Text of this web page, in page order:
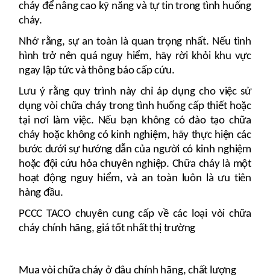
cháy để nâng cao kỹ năng và tự tin trong tình huống
cháy.
Nhớ rằng, sự an toàn là quan trọng nhất. Nếu tình
hình trở nên quá nguy hiểm, hãy rời khỏi khu vực
ngay lập tức và thông báo cấp cứu.
Lưu ý rằng quy trình này chỉ áp dụng cho việc sử
dụng vòi chữa cháy trong tình huống cấp thiết hoặc
tại nơi làm việc. Nếu bạn không có đào tạo chữa
cháy hoặc không có kinh nghiệm, hãy thực hiện các
bước dưới sự hướng dẫn của người có kinh nghiệm
hoặc đội cứu hỏa chuyên nghiệp. Chữa cháy là một
hoạt động nguy hiểm, và an toàn luôn là ưu tiên
hàng đầu.
PCCC TACO chuyên cung cấp về các loại vòi chữa
cháy chính hãng, giá tốt nhất thị trường
Mua vòi chữa cháy ở đâu chính hãng, chất lượng